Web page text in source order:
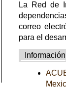
La Red de
correo
para el
Información